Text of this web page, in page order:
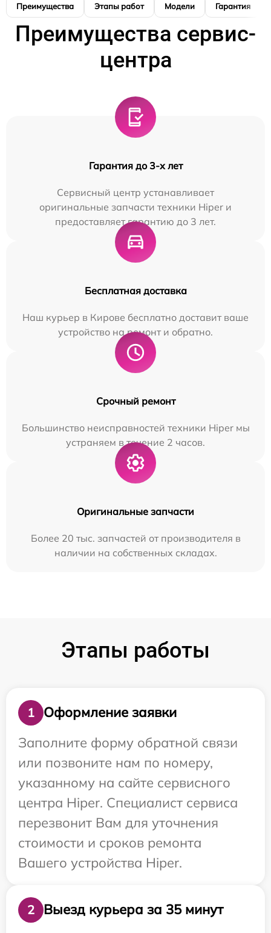
Преимущества Этапы работ Модели Гарантия
Преимущества сервис-
центра
Гарантия до 3-х лет
Сервисный центр устанавливает
оригинальные запчасти техники Hiper и
предоставляет гарантию до 3 лет.
Бесплатная доставка
Наш курьер в Кирове бесплатно доставит ваше
устройство на ремонт и обратно.
Срочный ремонт
Большинство неисправностей техники Hiper мы
устраняем в течение 2 часов.
Оригинальные запчасти
Более 20 тыс. запчастей от производителя в
наличии на собственных складах.
Этапы работы
1
Оформление заявки
Заполните форму обратной связи
или позвоните нам по номеру,
указанному на сайте сервисного
центра Hiper. Специалист сервиса
перезвонит Вам для уточнения
стоимости и сроков ремонта
Вашего устройства Hiper.
2
Выезд курьера за 35 минут